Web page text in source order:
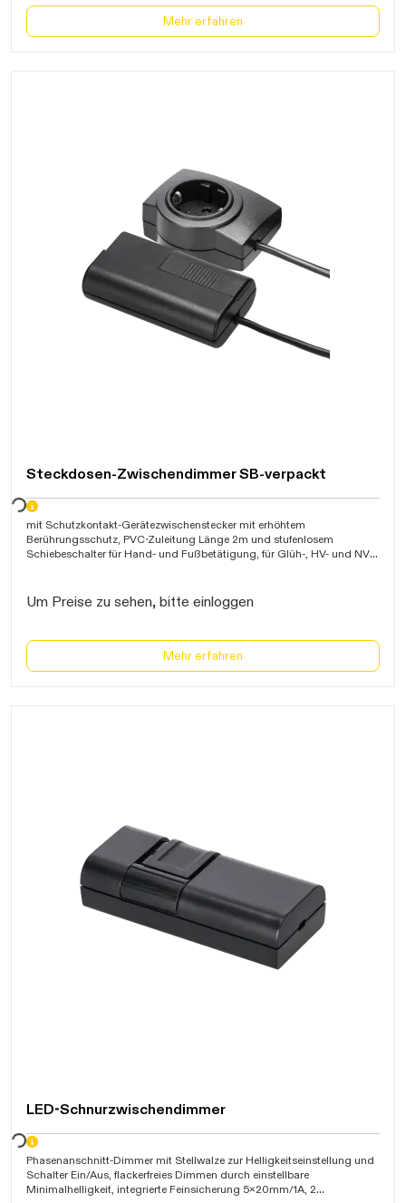
Mehr erfahren
Steckdosen-Zwischendimmer SB-verpackt
mit Schutzkontakt-Gerätezwischenstecker mit erhöhtem
Berührungsschutz, PVC-Zuleitung Länge 2m und stufenlosem
Schiebeschalter für Hand- und Fußbetätigung, für Glüh-, HV- und NV-
Um Preise zu sehen, bitte einloggen
Mehr erfahren
LED-Schnurzwischendimmer
Phasenanschnitt-Dimmer mit Stellwalze zur Helligkeitseinstellung und
Schalter Ein/Aus, flackerfreies Dimmen durch einstellbare
Minimalhelligkeit, integrierte Feinsicherung 5x20mm/1A, 2